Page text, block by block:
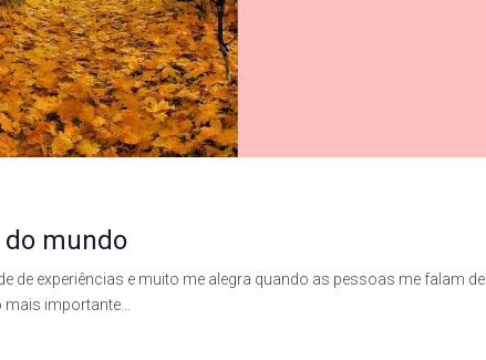
mundo
de experiências e muito me alegra quando as pessoas me falam de
importante…